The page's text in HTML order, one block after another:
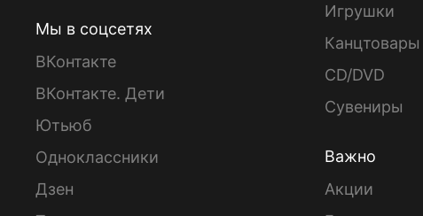
Мы в соцсетях
ВКонтакте
ВКонтакте. Дети
Ютьюб
Одноклассники
Дзен
Игрушки
Канцтовары
CD/DVD
Сувениры
Важно
Акции